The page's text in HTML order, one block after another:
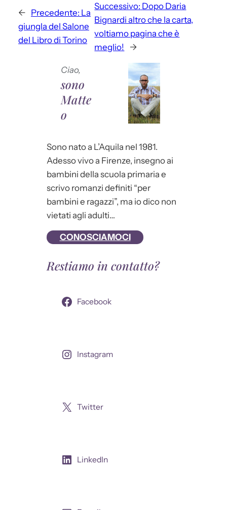
← Precedente: La
giungla del Salone
del Libro di Torino
Successivo: Dopo Daria
Bignardi altro che la carta,
voltiamo pagina che è
meglio!
→
Ciao,
sono
Matte
o
Sono nato a L’Aquila nel 1981.
Adesso vivo a Firenze, insegno ai
bambini della scuola primaria e
scrivo romanzi definiti “per
bambini e ragazzi”, ma io dico non
vietati agli adulti…
CONOSCIAMOCI
Restiamo in contatto?
Facebook
Instagram
Twitter
LinkedIn